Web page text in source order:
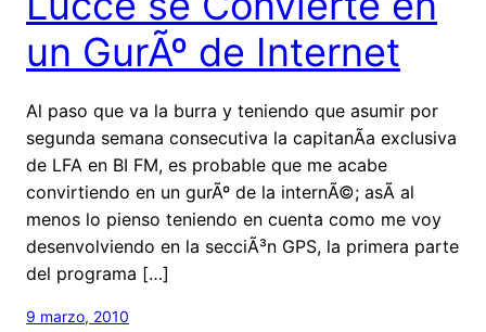
un GurÃº de Internet
Al paso que va la burra y teniendo que asumir por
segunda semana consecutiva la capitanÃ­a exclusiva
de LFA en BI FM, es probable que me acabe
convirtiendo en un gurÃº de la internÃ©; asÃ­ al
menos lo pienso teniendo en cuenta como me voy
desenvolviendo en la secciÃ³n GPS, la primera parte
del programa […]
9 marzo, 2010